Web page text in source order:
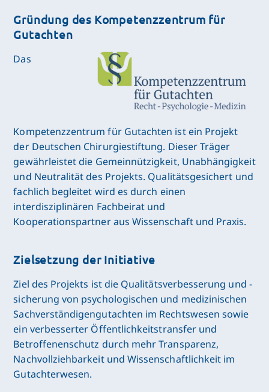
Gründung des Kompetenzzentrum für
Gutachten
Das
Kompetenzzentrum für Gutachten ist ein Projekt
der Deutschen Chirurgiestiftung. Dieser Träger
gewährleistet die Gemeinnützigkeit, Unabhängigkeit
und Neutralität des Projekts. Qualitätsgesichert und
fachlich begleitet wird es durch einen
interdisziplinären Fachbeirat und
Kooperationspartner aus Wissenschaft und Praxis.
Zielsetzung der Initiative
Ziel des Projekts ist die Qualitätsverbesserung und -
sicherung von psychologischen und medizinischen
Sachverständigengutachten im Rechtswesen sowie
ein verbesserter Öffentlichkeitstransfer und
Betroffenenschutz durch mehr Transparenz,
Nachvollziehbarkeit und Wissenschaftlichkeit im
Gutachterwesen.